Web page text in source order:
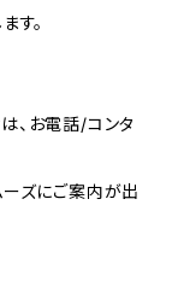
す。
、お電話/コンタ
ズにご案内が出